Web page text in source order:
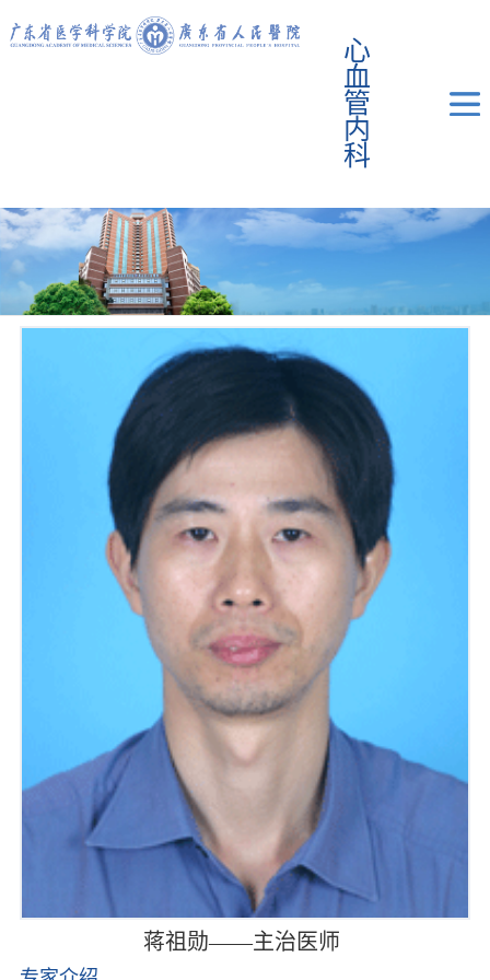
心
血
管
内
科
蒋祖勋——主治医师